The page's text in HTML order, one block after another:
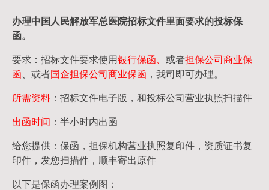
办理中国人民解放军总医院招标文件里面要求的投标保
函。
要求：招标文件要求使用银行保函、 或者担保公司商业保
函 、或者国企担保公司商业保函 ，我司即可办理。
所需资料 ：招标文件电子版，和投标公司营业执照扫描件
出函时间 ：半小时内出函
给您提供：保函，担保机构营业执照复印件，资质证书复
印件，发您扫描件，顺丰寄出原件
以下是保函办理案例图：